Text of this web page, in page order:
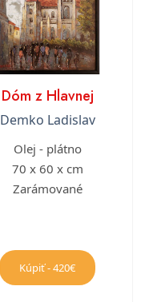
Dóm z Hlavnej
Demko Ladislav
Olej - plátno
70 x 60 x cm
Zarámované
Kúpiť - 420€